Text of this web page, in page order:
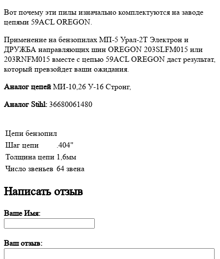
Вот почему эти пилы изначально комплектуются на заводе
цепями 59ACL OREGON.
Применение на бензопилах МП-5 Урал-2Т Электрон и
ДРУЖБА направляющих шин OREGON 203SLFM015 или
203RNFM015 вместе с цепью 59ACL OREGON даст результат,
который превзойдет ваши ожидания.
Аналог цепей МИ-10,26 У-16 Стронг,
Аналог Stihl: 36680061480
Цепи бензопил
Шаг цепи
.404"
Толщина цепи 1,6мм
Число звеньев 64 звена
Написать отзыв
Ваше Имя:
Ваш отзыв: